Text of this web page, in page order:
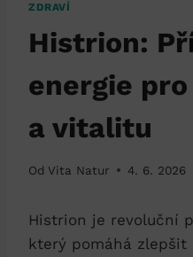
ZDRAVÍ
Histrion:
energie
a vitalitu
Od Vita Natur 4. 6. 2026
Histrion je revoluční
který pomáhá zlepšit